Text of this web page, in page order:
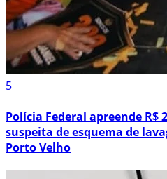
5
Polícia Federal apreende R$
suspeita de esquema de
Porto Velho